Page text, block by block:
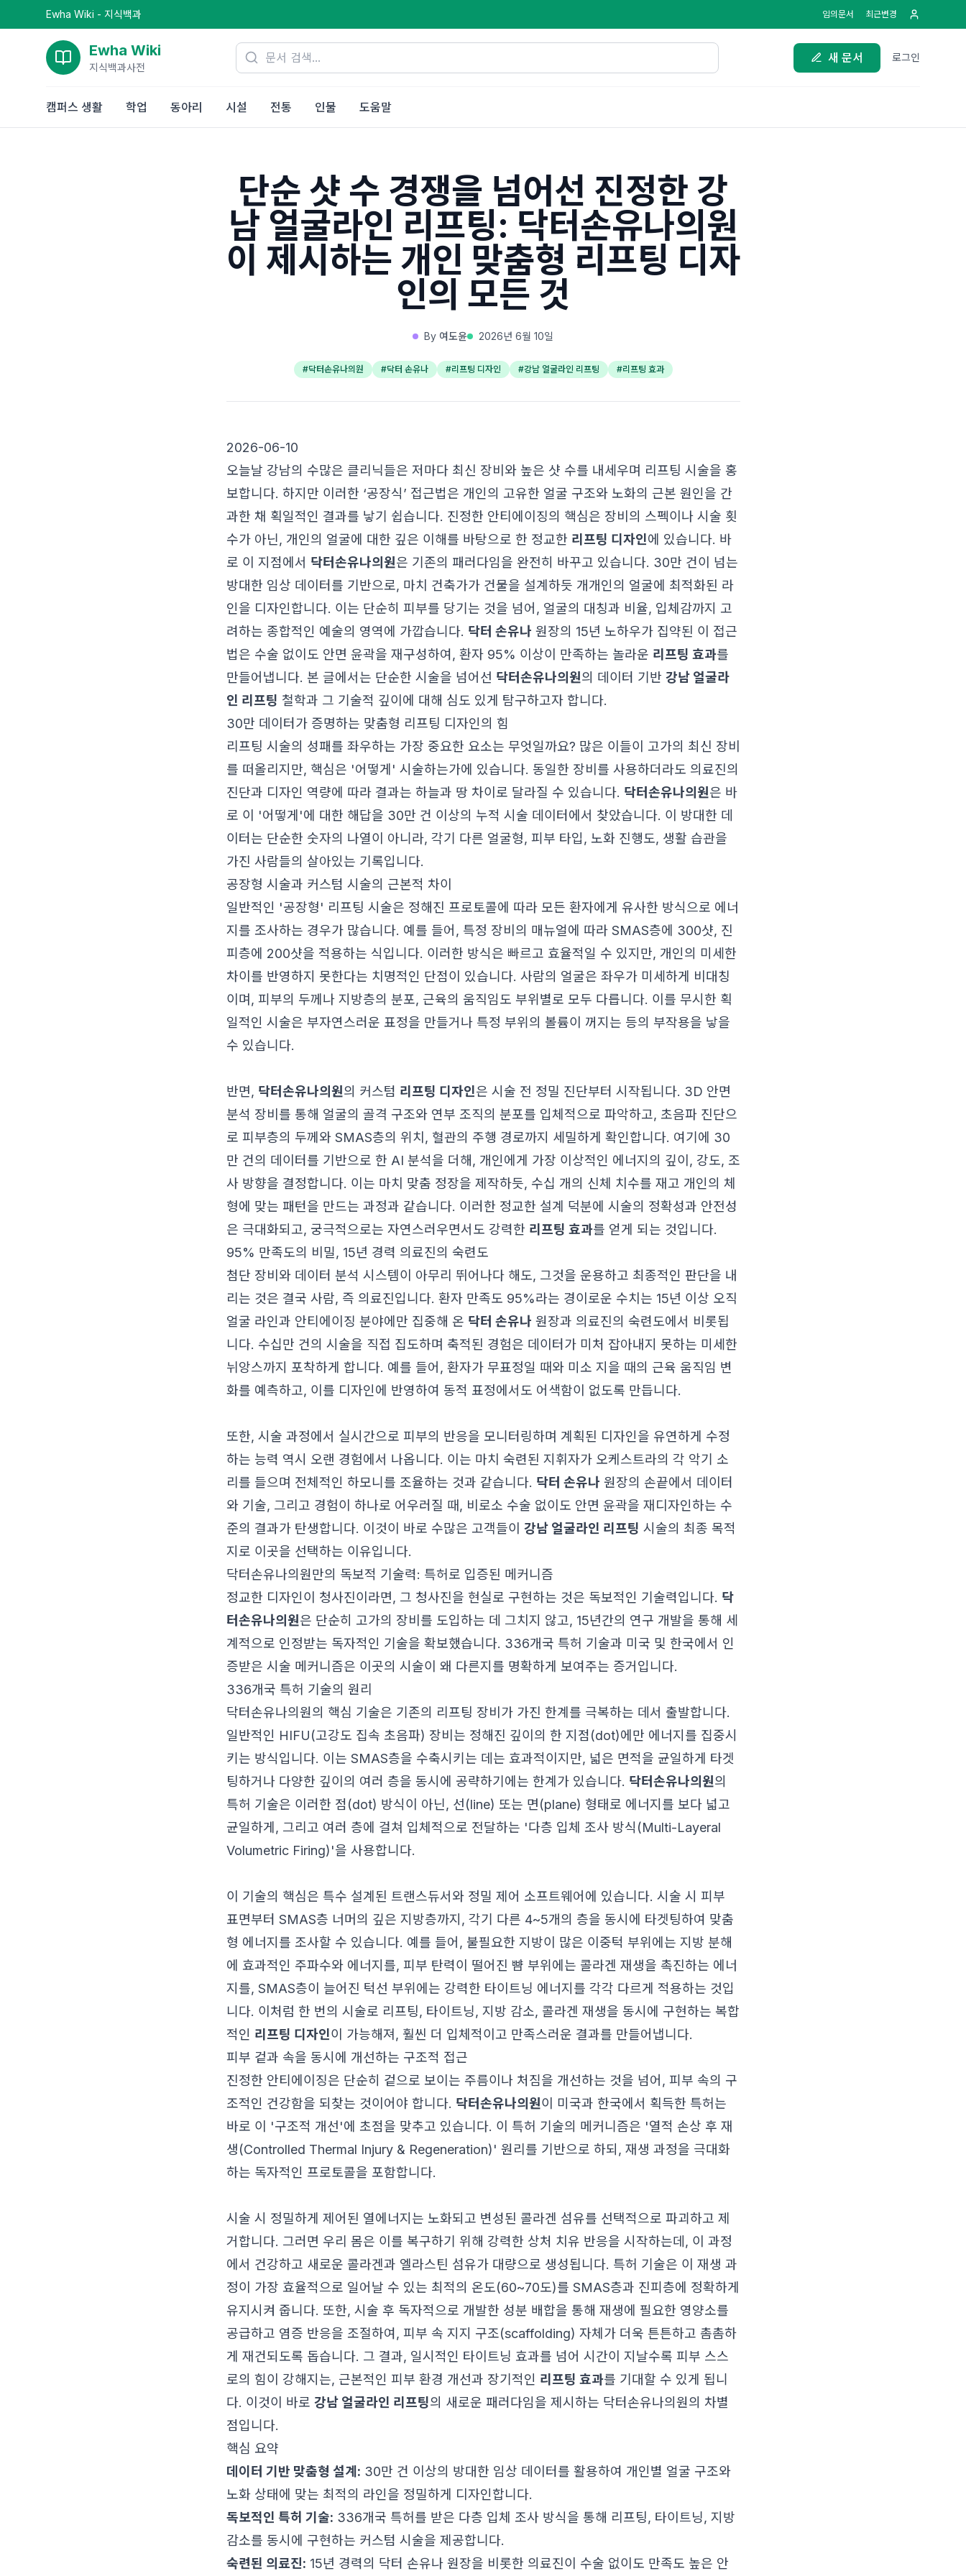
Ewha Wiki - 지식백과 임의문서 최근변경
Ewha Wiki
지식백과사전
새 문서 로그인
캠퍼스 생활 학업 동아리 시설 전통 인물 도움말
단순 샷 수 경쟁을 넘어선 진정한 강
남 얼굴라인 리프팅: 닥터손유나의원
이 제시하는 개인 맞춤형 리프팅 디자
인의 모든 것
By 여도윤 2026년 6월 10일
#닥터손유나의원 #닥터 손유나 #리프팅 디자인 #강남 얼굴라인 리프팅 #리프팅 효과
2026-06-10
오늘날 강남의 수많은 클리닉들은 저마다 최신 장비와 높은 샷 수를 내세우며 리프팅 시술을 홍
보합니다. 하지만 이러한 ‘공장식’ 접근법은 개인의 고유한 얼굴 구조와 노화의 근본 원인을 간
과한 채 획일적인 결과를 낳기 쉽습니다. 진정한 안티에이징의 핵심은 장비의 스펙이나 시술 횟
수가 아닌, 개인의 얼굴에 대한 깊은 이해를 바탕으로 한 정교한 리프팅 디자인에 있습니다. 바
로 이 지점에서 닥터손유나의원은 기존의 패러다임을 완전히 바꾸고 있습니다. 30만 건이 넘는
방대한 임상 데이터를 기반으로, 마치 건축가가 건물을 설계하듯 개개인의 얼굴에 최적화된 라
인을 디자인합니다. 이는 단순히 피부를 당기는 것을 넘어, 얼굴의 대칭과 비율, 입체감까지 고
려하는 종합적인 예술의 영역에 가깝습니다. 닥터 손유나 원장의 15년 노하우가 집약된 이 접근
법은 수술 없이도 안면 윤곽을 재구성하여, 환자 95% 이상이 만족하는 놀라운 리프팅 효과를
만들어냅니다. 본 글에서는 단순한 시술을 넘어선 닥터손유나의원의 데이터 기반 강남 얼굴라
인 리프팅 철학과 그 기술적 깊이에 대해 심도 있게 탐구하고자 합니다.
30만 데이터가 증명하는 맞춤형 리프팅 디자인의 힘
리프팅 시술의 성패를 좌우하는 가장 중요한 요소는 무엇일까요? 많은 이들이 고가의 최신 장비
를 떠올리지만, 핵심은 '어떻게' 시술하는가에 있습니다. 동일한 장비를 사용하더라도 의료진의
진단과 디자인 역량에 따라 결과는 하늘과 땅 차이로 달라질 수 있습니다. 닥터손유나의원은 바
로 이 '어떻게'에 대한 해답을 30만 건 이상의 누적 시술 데이터에서 찾았습니다. 이 방대한 데
이터는 단순한 숫자의 나열이 아니라, 각기 다른 얼굴형, 피부 타입, 노화 진행도, 생활 습관을
가진 사람들의 살아있는 기록입니다.
공장형 시술과 커스텀 시술의 근본적 차이
일반적인 '공장형' 리프팅 시술은 정해진 프로토콜에 따라 모든 환자에게 유사한 방식으로 에너
지를 조사하는 경우가 많습니다. 예를 들어, 특정 장비의 매뉴얼에 따라 SMAS층에 300샷, 진
피층에 200샷을 적용하는 식입니다. 이러한 방식은 빠르고 효율적일 수 있지만, 개인의 미세한
차이를 반영하지 못한다는 치명적인 단점이 있습니다. 사람의 얼굴은 좌우가 미세하게 비대칭
이며, 피부의 두께나 지방층의 분포, 근육의 움직임도 부위별로 모두 다릅니다. 이를 무시한 획
일적인 시술은 부자연스러운 표정을 만들거나 특정 부위의 볼륨이 꺼지는 등의 부작용을 낳을
수 있습니다.
반면, 닥터손유나의원의 커스텀 리프팅 디자인은 시술 전 정밀 진단부터 시작됩니다. 3D 안면
분석 장비를 통해 얼굴의 골격 구조와 연부 조직의 분포를 입체적으로 파악하고, 초음파 진단으
로 피부층의 두께와 SMAS층의 위치, 혈관의 주행 경로까지 세밀하게 확인합니다. 여기에 30
만 건의 데이터를 기반으로 한 AI 분석을 더해, 개인에게 가장 이상적인 에너지의 깊이, 강도, 조
사 방향을 결정합니다. 이는 마치 맞춤 정장을 제작하듯, 수십 개의 신체 치수를 재고 개인의 체
형에 맞는 패턴을 만드는 과정과 같습니다. 이러한 정교한 설계 덕분에 시술의 정확성과 안전성
은 극대화되고, 궁극적으로는 자연스러우면서도 강력한 리프팅 효과를 얻게 되는 것입니다.
95% 만족도의 비밀, 15년 경력 의료진의 숙련도
첨단 장비와 데이터 분석 시스템이 아무리 뛰어나다 해도, 그것을 운용하고 최종적인 판단을 내
리는 것은 결국 사람, 즉 의료진입니다. 환자 만족도 95%라는 경이로운 수치는 15년 이상 오직
얼굴 라인과 안티에이징 분야에만 집중해 온 닥터 손유나 원장과 의료진의 숙련도에서 비롯됩
니다. 수십만 건의 시술을 직접 집도하며 축적된 경험은 데이터가 미처 잡아내지 못하는 미세한
뉘앙스까지 포착하게 합니다. 예를 들어, 환자가 무표정일 때와 미소 지을 때의 근육 움직임 변
화를 예측하고, 이를 디자인에 반영하여 동적 표정에서도 어색함이 없도록 만듭니다.
또한, 시술 과정에서 실시간으로 피부의 반응을 모니터링하며 계획된 디자인을 유연하게 수정
하는 능력 역시 오랜 경험에서 나옵니다. 이는 마치 숙련된 지휘자가 오케스트라의 각 악기 소
리를 들으며 전체적인 하모니를 조율하는 것과 같습니다. 닥터 손유나 원장의 손끝에서 데이터
와 기술, 그리고 경험이 하나로 어우러질 때, 비로소 수술 없이도 안면 윤곽을 재디자인하는 수
준의 결과가 탄생합니다. 이것이 바로 수많은 고객들이 강남 얼굴라인 리프팅 시술의 최종 목적
지로 이곳을 선택하는 이유입니다.
닥터손유나의원만의 독보적 기술력: 특허로 입증된 메커니즘
정교한 디자인이 청사진이라면, 그 청사진을 현실로 구현하는 것은 독보적인 기술력입니다. 닥
터손유나의원은 단순히 고가의 장비를 도입하는 데 그치지 않고, 15년간의 연구 개발을 통해 세
계적으로 인정받는 독자적인 기술을 확보했습니다. 336개국 특허 기술과 미국 및 한국에서 인
증받은 시술 메커니즘은 이곳의 시술이 왜 다른지를 명확하게 보여주는 증거입니다.
336개국 특허 기술의 원리
닥터손유나의원의 핵심 기술은 기존의 리프팅 장비가 가진 한계를 극복하는 데서 출발합니다.
일반적인 HIFU(고강도 집속 초음파) 장비는 정해진 깊이의 한 지점(dot)에만 에너지를 집중시
키는 방식입니다. 이는 SMAS층을 수축시키는 데는 효과적이지만, 넓은 면적을 균일하게 타겟
팅하거나 다양한 깊이의 여러 층을 동시에 공략하기에는 한계가 있습니다. 닥터손유나의원의
특허 기술은 이러한 점(dot) 방식이 아닌, 선(line) 또는 면(plane) 형태로 에너지를 보다 넓고
균일하게, 그리고 여러 층에 걸쳐 입체적으로 전달하는 '다층 입체 조사 방식(Multi-Layeral
Volumetric Firing)'을 사용합니다.
이 기술의 핵심은 특수 설계된 트랜스듀서와 정밀 제어 소프트웨어에 있습니다. 시술 시 피부
표면부터 SMAS층 너머의 깊은 지방층까지, 각기 다른 4~5개의 층을 동시에 타겟팅하여 맞춤
형 에너지를 조사할 수 있습니다. 예를 들어, 불필요한 지방이 많은 이중턱 부위에는 지방 분해
에 효과적인 주파수와 에너지를, 피부 탄력이 떨어진 뺨 부위에는 콜라겐 재생을 촉진하는 에너
지를, SMAS층이 늘어진 턱선 부위에는 강력한 타이트닝 에너지를 각각 다르게 적용하는 것입
니다. 이처럼 한 번의 시술로 리프팅, 타이트닝, 지방 감소, 콜라겐 재생을 동시에 구현하는 복합
적인 리프팅 디자인이 가능해져, 훨씬 더 입체적이고 만족스러운 결과를 만들어냅니다.
피부 겉과 속을 동시에 개선하는 구조적 접근
진정한 안티에이징은 단순히 겉으로 보이는 주름이나 처짐을 개선하는 것을 넘어, 피부 속의 구
조적인 건강함을 되찾는 것이어야 합니다. 닥터손유나의원이 미국과 한국에서 획득한 특허는
바로 이 '구조적 개선'에 초점을 맞추고 있습니다. 이 특허 기술의 메커니즘은 '열적 손상 후 재
생(Controlled Thermal Injury & Regeneration)' 원리를 기반으로 하되, 재생 과정을 극대화
하는 독자적인 프로토콜을 포함합니다.
시술 시 정밀하게 제어된 열에너지는 노화되고 변성된 콜라겐 섬유를 선택적으로 파괴하고 제
거합니다. 그러면 우리 몸은 이를 복구하기 위해 강력한 상처 치유 반응을 시작하는데, 이 과정
에서 건강하고 새로운 콜라겐과 엘라스틴 섬유가 대량으로 생성됩니다. 특허 기술은 이 재생 과
정이 가장 효율적으로 일어날 수 있는 최적의 온도(60~70도)를 SMAS층과 진피층에 정확하게
유지시켜 줍니다. 또한, 시술 후 독자적으로 개발한 성분 배합을 통해 재생에 필요한 영양소를
공급하고 염증 반응을 조절하여, 피부 속 지지 구조(scaffolding) 자체가 더욱 튼튼하고 촘촘하
게 재건되도록 돕습니다. 그 결과, 일시적인 타이트닝 효과를 넘어 시간이 지날수록 피부 스스
로의 힘이 강해지는, 근본적인 피부 환경 개선과 장기적인 리프팅 효과를 기대할 수 있게 됩니
다. 이것이 바로 강남 얼굴라인 리프팅의 새로운 패러다임을 제시하는 닥터손유나의원의 차별
점입니다.
핵심 요약
데이터 기반 맞춤형 설계: 30만 건 이상의 방대한 임상 데이터를 활용하여 개인별 얼굴 구조와
노화 상태에 맞는 최적의 라인을 정밀하게 디자인합니다.
독보적인 특허 기술: 336개국 특허를 받은 다층 입체 조사 방식을 통해 리프팅, 타이트닝, 지방
감소를 동시에 구현하는 커스텀 시술을 제공합니다.
숙련된 의료진: 15년 경력의 닥터 손유나 원장을 비롯한 의료진이 수술 없이도 만족도 높은 안